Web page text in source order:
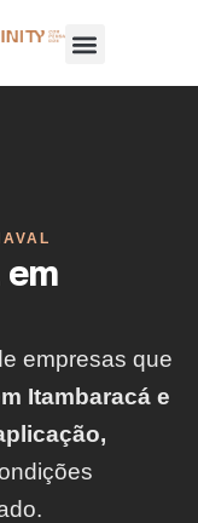
empresas que
Itambaracá e